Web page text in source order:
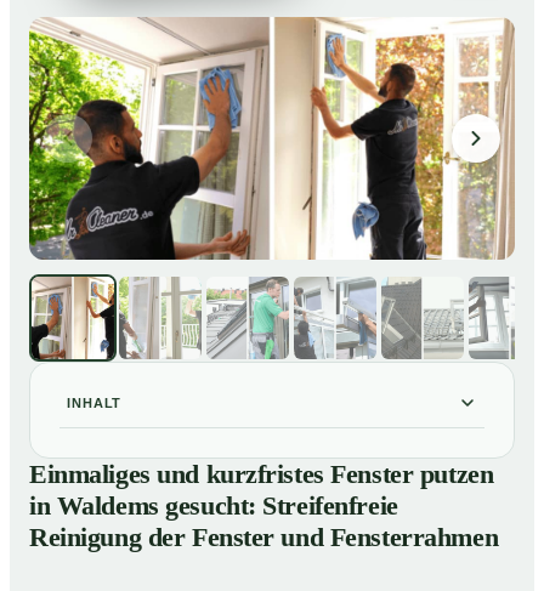
INHALT
Einmaliges und kurzfristes Fenster putzen in Waldems
gesucht: Streifenfreie Reinigung der Fenster und
Fensterrahmen
02So putzen unsere Profis in Waldems Ihre Fenster
Einmaliges und kurzfristes Fenster putzen
in Waldems gesucht: Streifenfreie
Reinigung der Fenster und Fensterrahmen